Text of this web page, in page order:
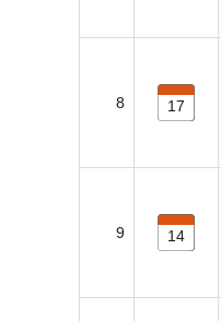
8 17
9 14